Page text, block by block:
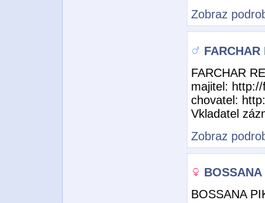
Zobraz
FARCHAR
FARCHAR
majitel:
chovatel:
Vkladatel
Zobraz
BOSSANA